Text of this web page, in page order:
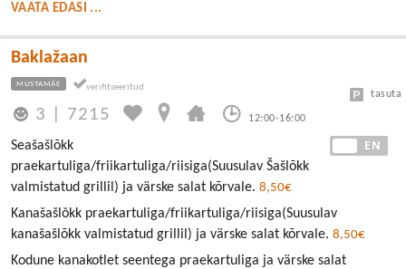
VAATA EDASI ...
Baklažaan
MUSTAMÄE
3 7215 12:00-16:00
tasuta
EN
Seašašlõkk
praekartuliga/friikartuliga/riisiga(Suusulav Šašlõkk
valmistatud grillil) ja värske salat kõrvale. 8,50€
Kanašašlǒkk praekartuliga/friikartuliga/riisiga(Suusulav
kanašašlõkk valmistatud grillil) ja värske salat kõrvale. 8,50€
Kodune kanakotlet seentega praekartuliga ja värske salat